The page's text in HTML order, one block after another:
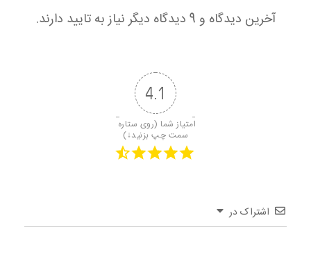
آخرین دیدگاه و 9 دیدگاه دیگر نیاز به تایید دارند.
4.1
امتیاز شما (روی ستاره
سمت چپ بزنید↓)
اشتراک در